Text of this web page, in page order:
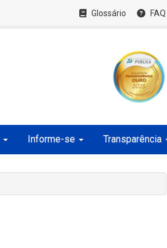
Glossário FAQ
Informe-se Transparência